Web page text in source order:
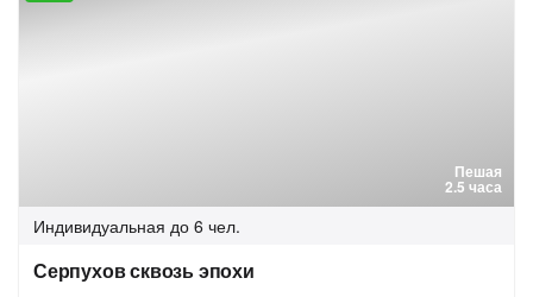
Пешая
2.5 часа
Индивидуальная до 6 чел.
Серпухов сквозь эпохи